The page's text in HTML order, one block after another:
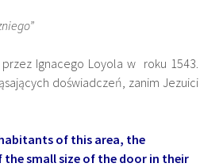
przez Ignacego Loyola w roku 1543.
doświadczeń, zanim Jezuici
of this area, the
the small size of the door in their